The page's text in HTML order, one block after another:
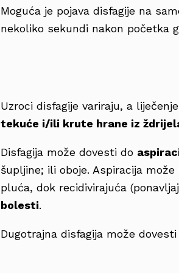
Moguća je pojava disfagije na
nekoliko sekundi nakon početka
Uzroci disfagije variraju, a
tekuće i/ili krute hrane iz
Disfagija može dovesti do
šupljine; ili oboje. Aspiracija može
pluća, dok recidivirajuća
bolesti.
Dugotrajna disfagija može